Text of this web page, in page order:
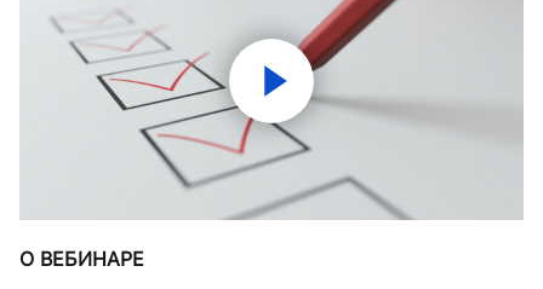
О ВЕБИНАРЕ